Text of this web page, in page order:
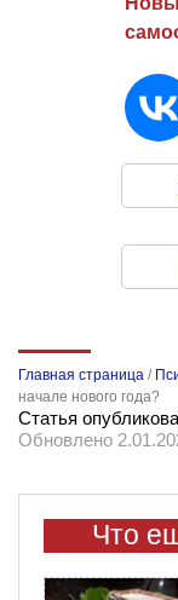
Главная страница /
начале нового года?
Статья
Обновлено
Что